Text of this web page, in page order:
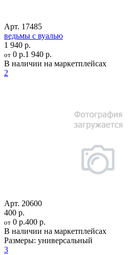
Арт. 17485
ведьмы с вуалью
1 940 р.
от 0 р.1 940 р.
В наличии на маркетплейсах
2
Арт. 20600
400 р.
от 0 р.400 р.
В наличии на маркетплейсах
Размеры: универсальный
3